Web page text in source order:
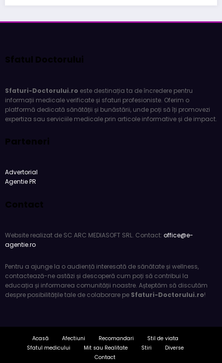
platformă dedicată sănătății și bunăstării, unde poți să îți promovezi
expertiza sau serviciile medicale prin articole informative și de impact.
Parteneri
Contact
Pentru a ajunge la o audiență interesată de sănătate și wellness,
educația și informarea comunității noastre. Așteptăm să discutăm
despre posibilitățile tale de colaborare pe Sfaturi-Doctorului.ro
Sfatul medicului
Mit sau Realitate Stiri
Diverse
Contact
Newscrunch - Magazine & Blog WordPress
Temă 2026 | Propulsată de
SpiceThemes